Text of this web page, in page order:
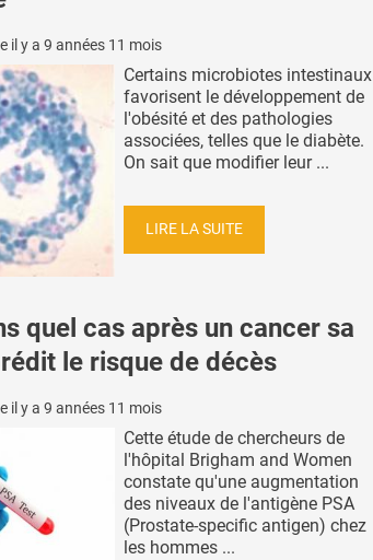
il y a 9 années 11 mois
Certains microbiotes intestinaux
favorisent le développement de
l'obésité et des pathologies
associées, telles que le diabète.
On sait que modifier leur ...
LIRE LA SUITE
quel cas après un cancer sa
le risque de décès
il y a 9 années 11 mois
Cette étude de chercheurs de
l'hôpital Brigham and Women
constate qu'une augmentation
des niveaux de l'antigène PSA
(Prostate-specific antigen) chez
les hommes ...